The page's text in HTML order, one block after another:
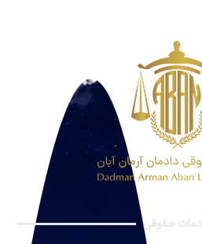
خدمات حقوقی